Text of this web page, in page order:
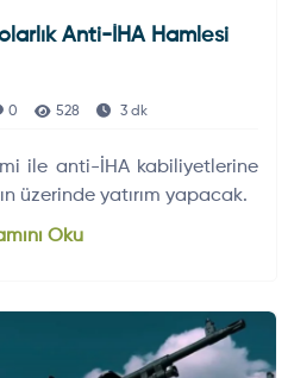
Anti-İHA Hamlesi
0 528 3 dk
ile anti-İHA kabiliyetlerine
üzerinde yatırım yapacak.
Oku
226